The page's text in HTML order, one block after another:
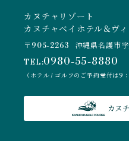
カヌチャリゾート
カヌチャベイホテル＆ヴ
〒905-2263 沖縄県名護市
TEL:0980-55-8880
（ホテル / ゴルフのご予約受付は9